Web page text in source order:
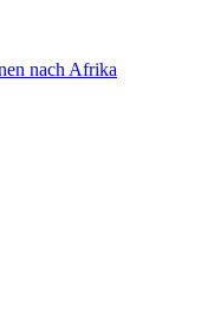
nach Afrika